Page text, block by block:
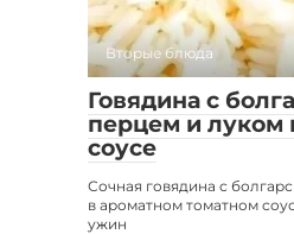
Вторые блюда
Говядина с
перцем и луком
соусе
Сочная говядина с
в ароматном томатном
ужин